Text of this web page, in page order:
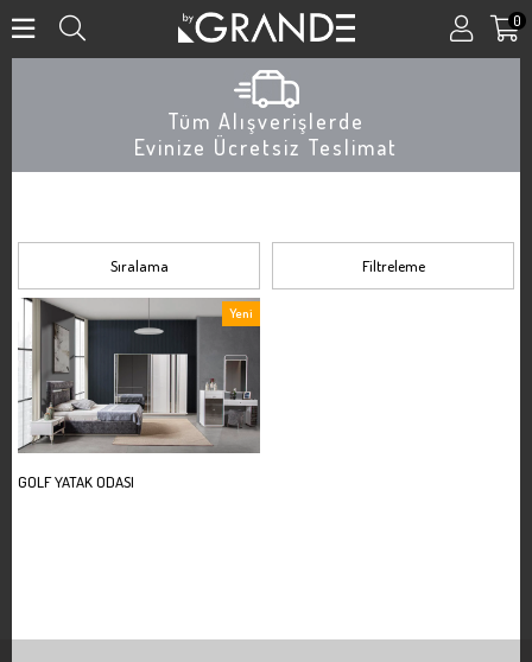
0
Tüm Alışverişlerde
Evinize Ücretsiz Teslimat
Filtreleme
Sıralama
GOLF YATAK ODASI
Yeni